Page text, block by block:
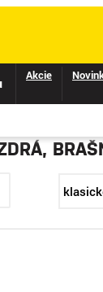
Akcie Novinky